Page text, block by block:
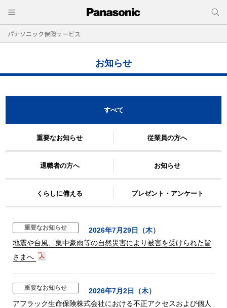
パナソニック保険サービス
お知らせ
すべて
重要なお知らせ 従業員の方へ
退職者の方へ お知らせ
くらしに備える プレゼント・アンケート
重要なお知らせ
2026年7月29日（木）
地震や台風、集中豪雨等の自然災害により被害を受けられた皆
さまへ
重要なお知らせ
2026年7月2日（木）
アフラック生命保険株式会社における不正アクセスおよび個人